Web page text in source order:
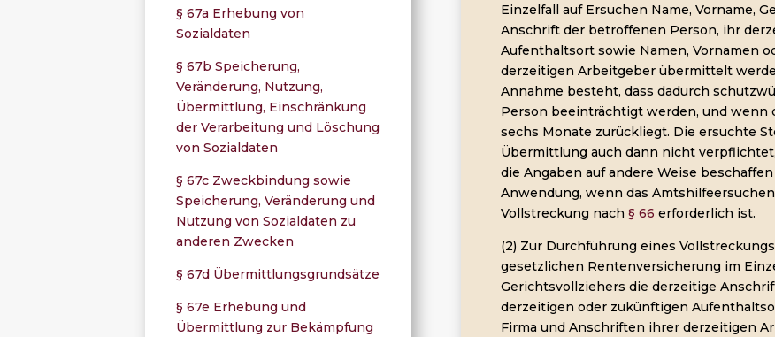
§ 67a Erhebung von
Sozialdaten
§ 67b Speicherung,
Veränderung, Nutzung,
Übermittlung, Einschränkung
der Verarbeitung und Löschung
von Sozialdaten
§ 67c Zweckbindung sowie
Speicherung, Veränderung und
Nutzung von Sozialdaten zu
anderen Zwecken
§ 67d Übermittlungsgrundsätze
§ 67e Erhebung und
Übermittlung zur Bekämpfung
Einzelfall auf Ersuchen Name, Vorname,
Anschrift der betroffenen Person, ihr
Aufenthaltsort sowie Namen, Vornamen
derzeitigen Arbeitgeber übermittelt
Annahme besteht, dass dadurch
Person beeinträchtigt werden, und wenn
sechs Monate zurückliegt. Die ersuchte
Übermittlung auch dann nicht
die Angaben auf andere Weise
Anwendung, wenn das
Vollstreckung nach § 66 erforderlich ist.
(2) Zur Durchführung eines
gesetzlichen Rentenversicherung im
Gerichtsvollziehers die derzeitige
derzeitigen oder zukünftigen
Firma und Anschriften ihrer derzeitigen